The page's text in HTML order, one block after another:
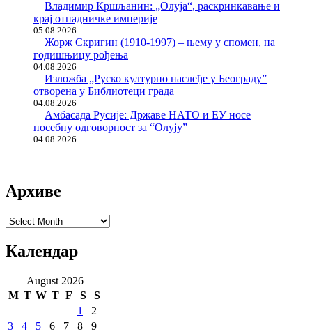
Владимир Кршљанин: „Олуја“, раскринкавање и
крај отпадничке империје
05.08.2026
Жорж Скригин (1910-1997) – њему у спомен, на
годишњицу рођења
04.08.2026
Изложба „Руско културно наслеђе у Београду”
отворена у Библиотеци града
04.08.2026
Амбасада Русије: Државе НАТО и ЕУ носе
посебну одговорност за “Олују”
04.08.2026
Архиве
Архиве
Календар
August 2026
M T W T F S
S
1
2
3
4 5 6 7 8
9